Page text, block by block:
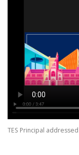
TES Principal